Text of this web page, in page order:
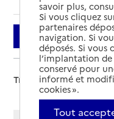
Filtrer
Trier par :
savoir plus,
Si vous cliquez
partenaires
navigation. Si
déposés. Si vous
l’implantation
conservé pour
informé et
cookies ».
Tout